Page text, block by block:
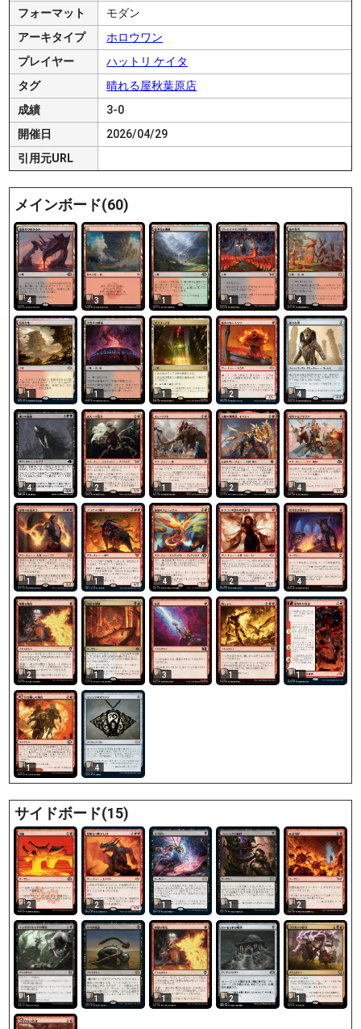
フォーマット
モダン
アーキタイプ
ホロウワン
プレイヤー
ハットリ ケイタ
タグ
晴れる屋秋葉原店
成績
3-0
開催日
2026/04/29
引用元URL
メインボード(60)
4 3 1 1 4
1 1 1 2 4
4 2 1 2 4
1 1 4 2 4
2 1 3 1 1
1 4
サイドボード(15)
2 2 1 1 2
1 1 1 2 1